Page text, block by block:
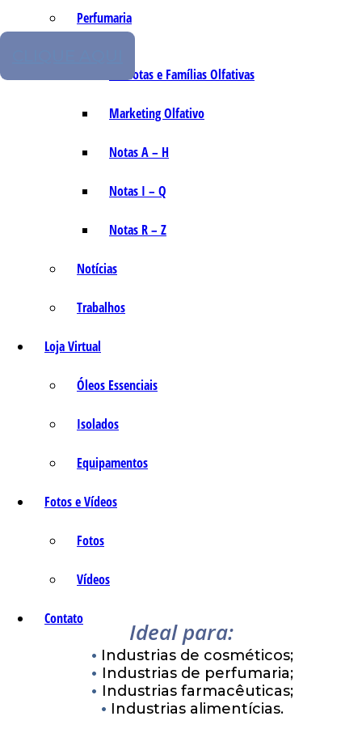
Perfumaria
As Notas e Famílias Olfativas
Marketing Olfativo
Notas A – H
Notas I – Q
Notas R – Z
Notícias
Trabalhos
Loja Virtual
Óleos Essenciais
Isolados
Equipamentos
Fotos e Vídeos
Fotos
Vídeos
Contato Ideal para:
Industrias de cosméticos;
Industrias de perfumaria;
Industrias farmacêuticas;
Industrias alimentícias.